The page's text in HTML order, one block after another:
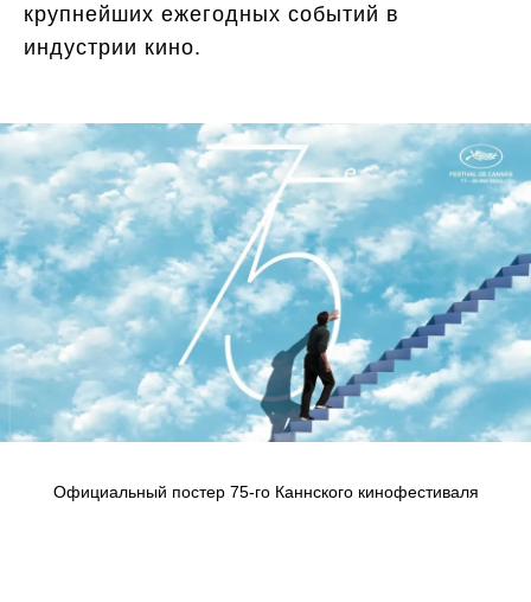
крупнейших ежегодных событий в
индустрии кино.
Официальный постер 75-го Каннского кинофестиваля